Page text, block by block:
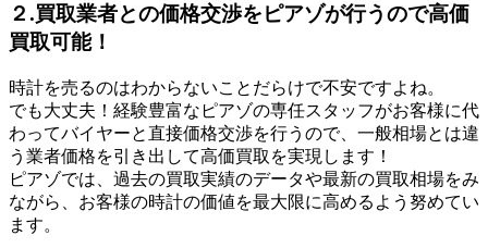
２.買取業者との価格交渉をピアゾが行うので高価
買取可能！
時計を売るのはわからないことだらけで不安ですよね。
でも大丈夫！経験豊富なピアゾの専任スタッフがお客様に代
わってバイヤーと直接価格交渉を行うので、一般相場とは違
う業者価格を引き出して高価買取を実現します！
ピアゾでは、過去の買取実績のデータや最新の買取相場をみ
ながら、お客様の時計の価値を最大限に高めるよう努めてい
ます。